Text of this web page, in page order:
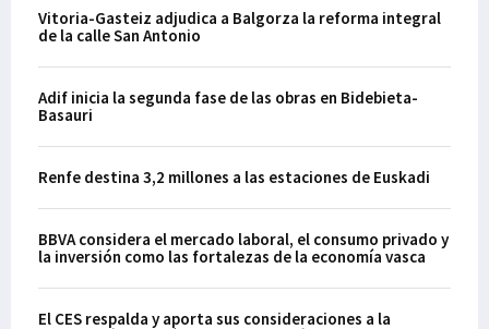
Vitoria-Gasteiz adjudica a Balgorza la reforma integral
de la calle San Antonio
Adif inicia la segunda fase de las obras en Bidebieta-
Basauri
Renfe destina 3,2 millones a las estaciones de Euskadi
BBVA considera el mercado laboral, el consumo privado y
la inversión como las fortalezas de la economía vasca
El CES respalda y aporta sus consideraciones a la